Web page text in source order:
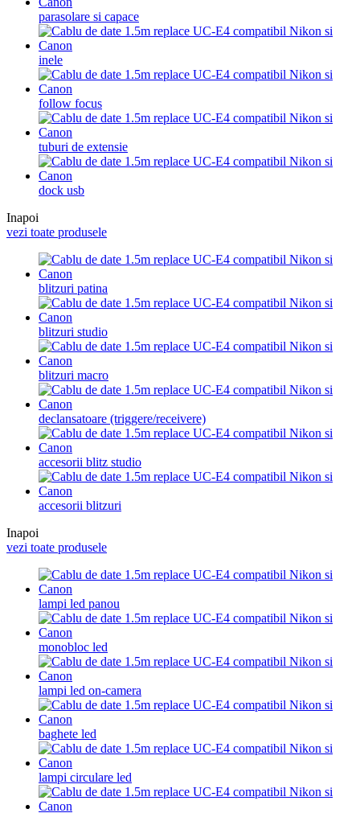
parasolare si capace
inele
follow focus
tuburi de extensie
dock usb
Inapoi
vezi toate produsele
blitzuri patina
blitzuri studio
blitzuri macro
declansatoare (triggere/receivere)
accesorii blitz studio
accesorii blitzuri
Inapoi
vezi toate produsele
lampi led panou
monobloc led
lampi led on-camera
baghete led
lampi circulare led